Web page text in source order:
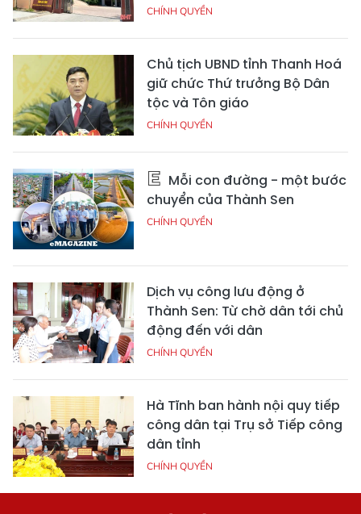
CHÍNH QUYỀN
Chủ tịch UBND tỉnh Thanh Hoá
giữ chức Thứ trưởng Bộ Dân
tộc và Tôn giáo
CHÍNH QUYỀN
Mỗi con đường - một bước
chuyển của Thành Sen
CHÍNH QUYỀN
Dịch vụ công lưu động ở
Thành Sen: Từ chờ dân tới chủ
động đến với dân
CHÍNH QUYỀN
Hà Tĩnh ban hành nội quy tiếp
công dân tại Trụ sở Tiếp công
dân tỉnh
CHÍNH QUYỀN